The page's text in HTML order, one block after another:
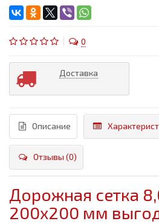
0
Доставка
Описание
Отзывы (0)
Дорожная сетка
200х200 мм